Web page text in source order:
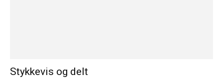
Stykkevis og delt